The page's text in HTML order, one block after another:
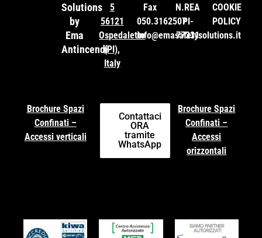
Solutions
by
Ema
Antincendi
5
56121
Ospedaletto
(PI),
Italy
Fax
050.3162507
info@emasafetysolutions.it
N.REA
PI-
77331
COOKIE
POLICY
Brochure Spazi
Confinati –
Accessi verticali
Contattaci
ORA
tramite
WhatsApp
Brochure Spazi
Confinati –
Accessi
orizzontali